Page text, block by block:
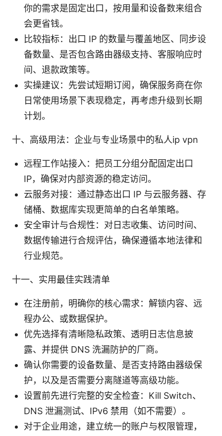
你的需求是固定出口，按用量和设备数来组合
会更省钱。
比较指标：出口 IP 的数量与覆盖地区、同步设
备数量、是否包含路由器级支持、客服响应时
间、退款政策等。
实操建议：先尝试短期订阅，确保服务商在你
日常使用场景下表现稳定，再考虑升级到长期
计划。
十、高级用法：企业与专业场景中的私人ip vpn
远程工作站接入：把员工分组分配固定出口
IP，确保对内部资源的稳定访问。
云服务对接：通过静态出口 IP 与云服务器、存
储桶、数据库实现更简单的白名单策略。
安全审计与合规性：对日志收集、访问时间、
数据传输进行合规评估，确保遵循本地法律和
行业规范。
十一、实用最佳实践清单
在注册前，明确你的核心需求：解锁内容、远
程办公、或数据保护。
优先选择有清晰隐私政策、透明日志信息披
露、并提供 DNS 洗漏防护的厂商。
确认你需要的设备数量、是否支持路由器级保
护，以及是否需要分离隧道等高级功能。
设置前先进行完整的安全检查：Kill Switch、
DNS 泄漏测试、IPv6 禁用（如不需要）。
对于企业用途，建立统一的账户与权限管理，